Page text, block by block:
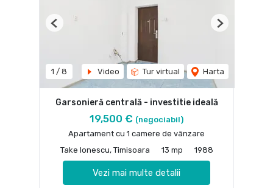
1 / 8 Video Tur virtual Harta
Previous Next
Garsonieră centrală - investitie ideală
19,500 € (negociabil)
Apartament cu 1 camere de vânzare
Take Ionescu, Timisoara
13 mp 1988
Vezi mai multe detalii